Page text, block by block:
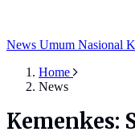
News Umum Nasional
Home
News
Kemenkes: